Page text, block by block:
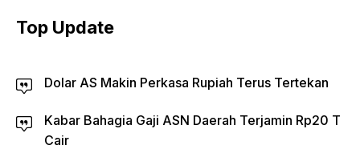
Top Update
Dolar AS Makin Perkasa Rupiah Terus Tertekan
Kabar Bahagia Gaji ASN Daerah Terjamin Rp20 T
Cair